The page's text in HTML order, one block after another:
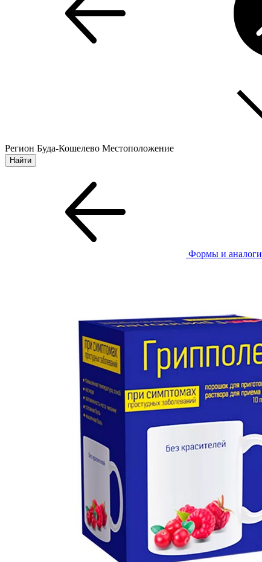
Регион Буда-Кошелево Местоположение
Формы и аналоги